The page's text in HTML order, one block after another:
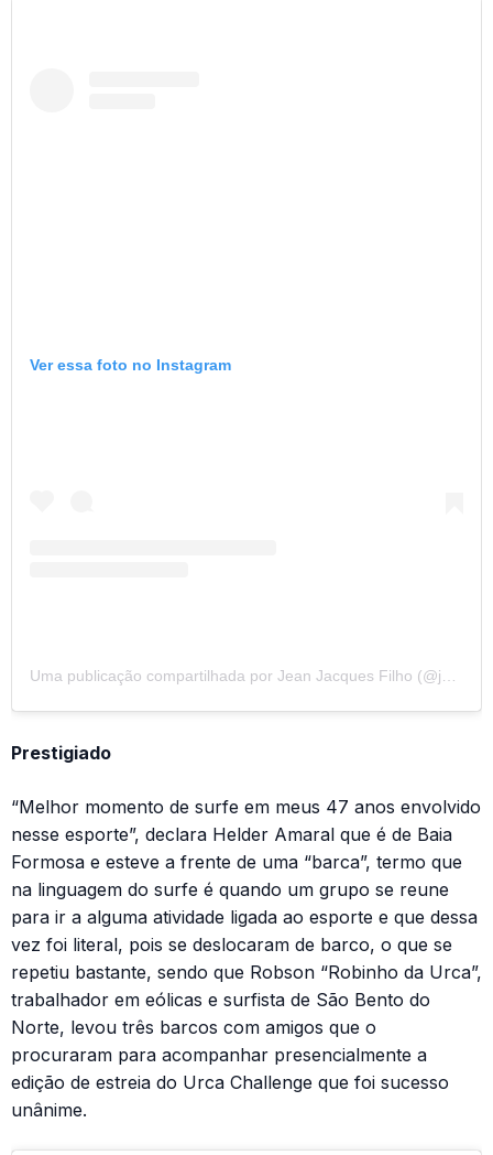
Ver essa foto no Instagram
Prestigiado
“Melhor momento de surfe em meus 47 anos envolvido
nesse esporte”, declara Helder Amaral que é de Baia
Formosa e esteve a frente de uma “barca”, termo que
na linguagem do surfe é quando um grupo se reune
para ir a alguma atividade ligada ao esporte e que dessa
vez foi literal, pois se deslocaram de barco, o que se
repetiu bastante, sendo que Robson “Robinho da Urca”,
trabalhador em eólicas e surfista de São Bento do
Norte, levou três barcos com amigos que o
procuraram para acompanhar presencialmente a
edição de estreia do Urca Challenge que foi sucesso
unânime.